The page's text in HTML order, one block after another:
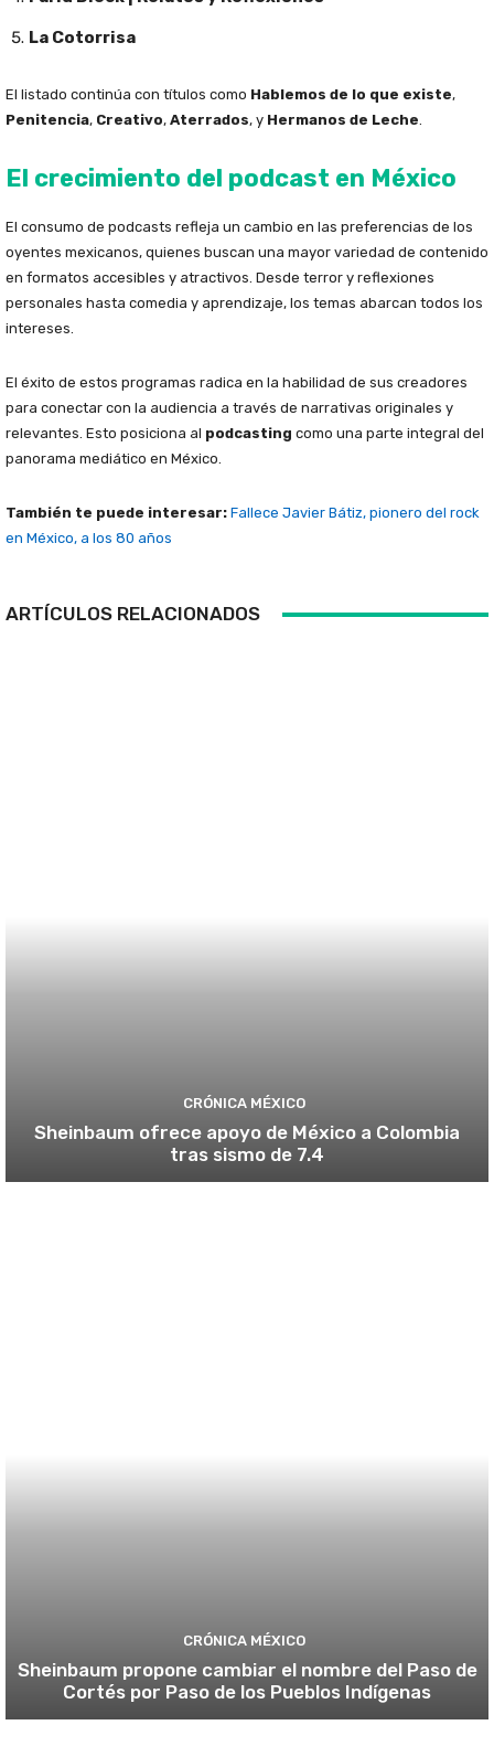
La Cotorrisa
El listado continúa con títulos como Hablemos de lo que existe,
Penitencia, Creativo, Aterrados, y Hermanos de Leche.
El crecimiento del podcast en México
El consumo de podcasts refleja un cambio en las preferencias de los
oyentes mexicanos, quienes buscan una mayor variedad de contenido
en formatos accesibles y atractivos. Desde terror y reflexiones
personales hasta comedia y aprendizaje, los temas abarcan todos los
intereses.
El éxito de estos programas radica en la habilidad de sus creadores
para conectar con la audiencia a través de narrativas originales y
relevantes. Esto posiciona al podcasting como una parte integral del
panorama mediático en México.
También te puede interesar: Fallece Javier Bátiz, pionero del rock
en México, a los 80 años
ARTÍCULOS RELACIONADOS
CRÓNICA MÉXICO
Sheinbaum ofrece apoyo de México a Colombia
tras sismo de 7.4
CRÓNICA MÉXICO
Sheinbaum propone cambiar el nombre del Paso de
Cortés por Paso de los Pueblos Indígenas